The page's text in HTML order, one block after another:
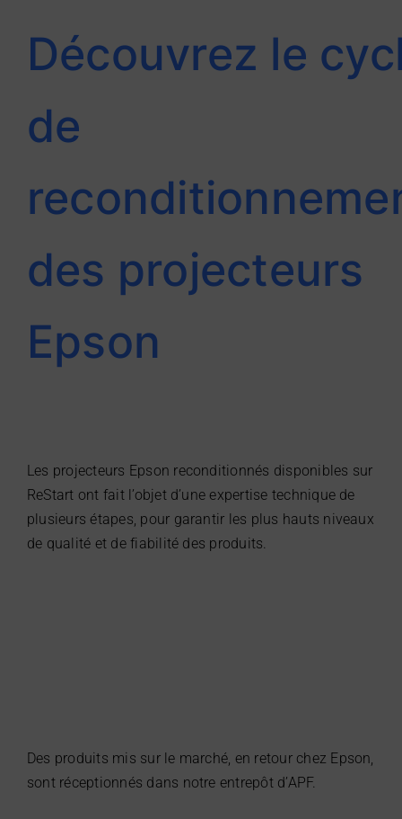
Découvrez le
de
des projecteurs
Epson
Les projecteurs Epson reconditionnés disponibles sur
ReStart ont fait l’objet d’une expertise technique de
plusieurs étapes, pour garantir les plus hauts niveaux
de qualité et de fiabilité des produits.
Des produits mis sur le marché, en retour chez Epson,
sont réceptionnés dans notre entrepôt d’APF.